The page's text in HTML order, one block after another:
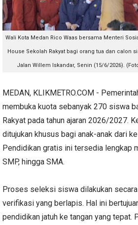
Wali Kota Medan Rico Waas bersama Menteri
House Sekolah Rakyat bagi orang tua dan calon
Jalan Willem Iskandar, Senin (15/6/2026).
MEDAN, KLIKMETRO.COM -
membuka kuota sebanyak 270 siswa
Rakyat pada tahun ajaran 2026/2027.
ditujukan khusus bagi anak-anak dari
Pendidikan gratis ini tersedia lengkap
SMP, hingga SMA.
Proses seleksi siswa dilakukan
verifikasi yang berlapis. Hal ini
pendidikan jatuh ke tangan yang tepat.